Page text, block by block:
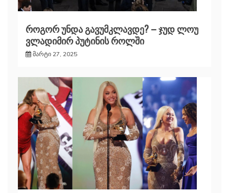
როგორ უნდა გავუმკლავდე? – ჯუდ ლოუ
ვლადიმირ პუტინის როლში
მარტი 27, 2025